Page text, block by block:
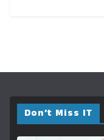
Don’t Miss IT